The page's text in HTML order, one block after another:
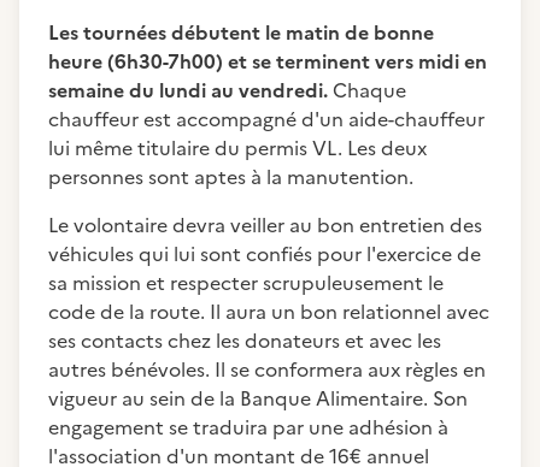
Les tournées débutent le matin de bonne
heure (6h30-7h00) et se terminent vers midi en
semaine du lundi au vendredi. Chaque
chauffeur est accompagné d'un aide-chauffeur
lui même titulaire du permis VL. Les deux
personnes sont aptes à la manutention.
Le volontaire devra veiller au bon entretien des
véhicules qui lui sont confiés pour l'exercice de
sa mission et respecter scrupuleusement le
code de la route. Il aura un bon relationnel avec
ses contacts chez les donateurs et avec les
autres bénévoles. Il se conformera aux règles en
vigueur au sein de la Banque Alimentaire. Son
engagement se traduira par une adhésion à
l'association d'un montant de 16€ annuel